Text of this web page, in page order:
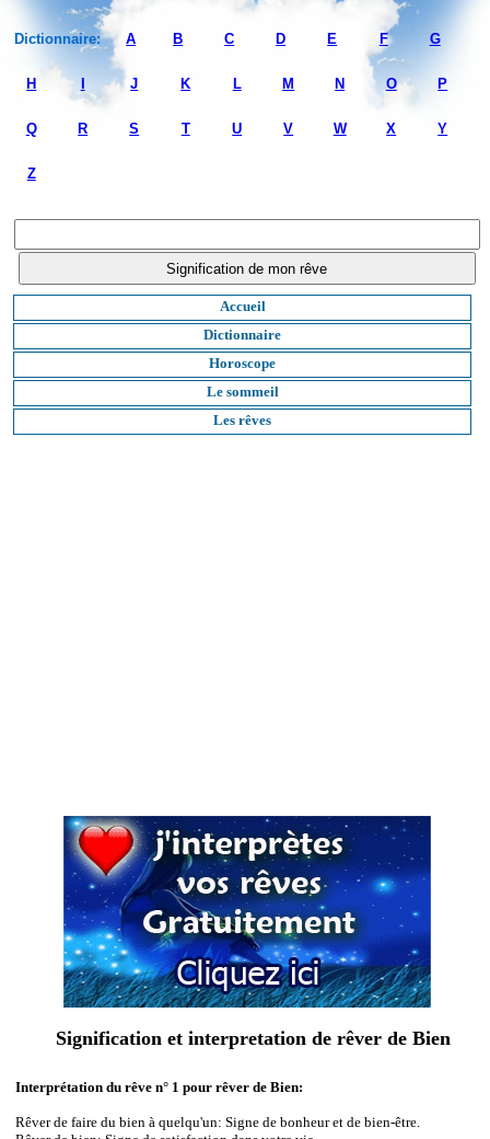
Dictionnaire: A B C D E F G
H J K L M N O P
Q R S T U V W X Y
Z
Accueil
Dictionnaire
Horoscope
Le sommeil
Les rêves
Signification et interpretation de rêver de Bien
Interprétation du rêve n° 1 pour rêver de Bien:
Rêver de faire du bien à quelqu'un: Signe de bonheur et de bien-être.